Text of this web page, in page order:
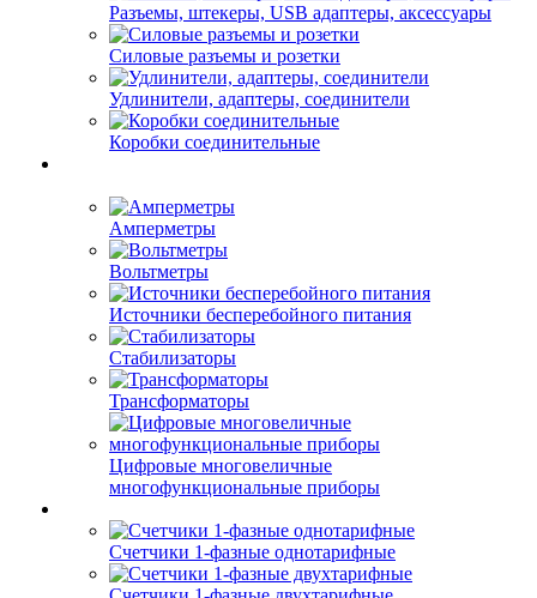
Разъемы, штекеры, USB адаптеры, аксессуары
Силовые разъемы и розетки
Удлинители, адаптеры, соединители
Коробки соединительные
Амперметры
Вольтметры
Источники бесперебойного питания
Стабилизаторы
Трансформаторы
Цифровые многовеличные
многофункциональные приборы
Счетчики 1-фазные однотарифные